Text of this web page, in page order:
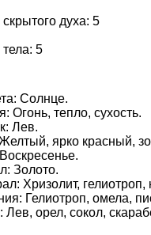
духа: 5
5
Солнце.
Огонь, тепло, сухость.
Лев.
ярко красный,
Золото.
Хризолит,
Гелиотроп, омела,
Лев, орел, сокол,